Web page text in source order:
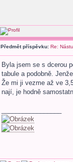
Předmět příspěvku: Re:
Byla jsem se s dcerou
tabule a podobně.
Že mi ji vezme až ve
nají, je hodně